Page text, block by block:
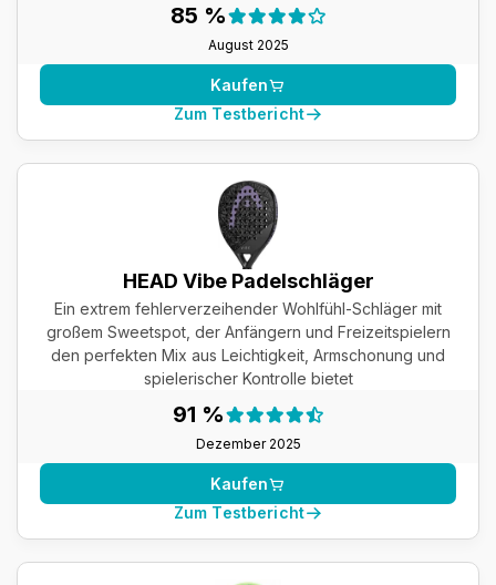
85 %
August 2025
Testergebnis:
85 %
Kaufen
Zum Testbericht
HEAD Vibe Padelschläger
Ein extrem fehlerverzeihender Wohlfühl-Schläger mit
großem Sweetspot, der Anfängern und Freizeitspielern
den perfekten Mix aus Leichtigkeit, Armschonung und
spielerischer Kontrolle bietet
91 %
Dezember 2025
Testergebnis:
91 %
Kaufen
Zum Testbericht